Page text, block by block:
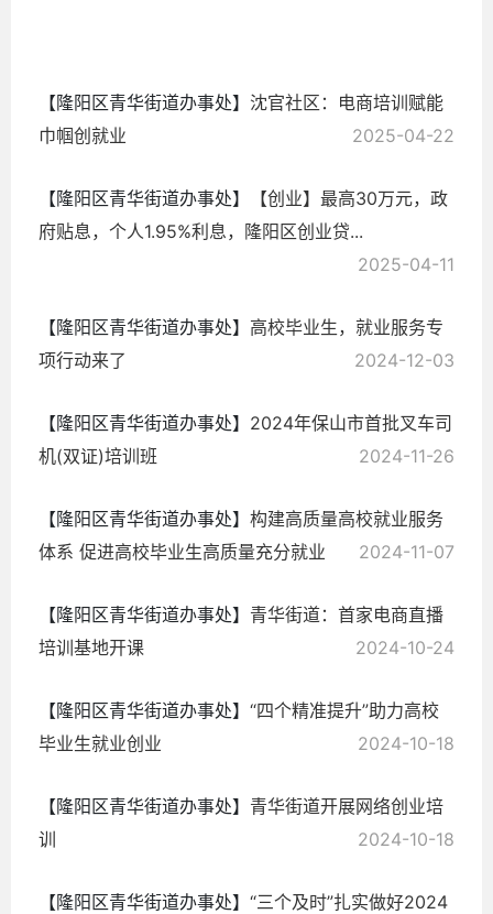
【隆阳区青华街道办事处】 沈官社区：电商培训赋能
巾帼创就业
2025-04-22
【隆阳区青华街道办事处】
【创业】最高30万元，政
府贴息，个人1.95%利息，隆阳区创业贷...
2025-04-11
【隆阳区青华街道办事处】 高校毕业生，就业服务专
项行动来了
2024-12-03
【隆阳区青华街道办事处】 2024年保山市首批叉车司
机(双证)培训班
2024-11-26
【隆阳区青华街道办事处】 ​构建高质量高校就业服务
体系 促进高校毕业生高质量充分就业
2024-11-07
【隆阳区青华街道办事处】 青华街道：首家电商直播
培训基地开课
2024-10-24
【隆阳区青华街道办事处】 “四个精准提升”助力高校
毕业生就业创业
2024-10-18
【隆阳区青华街道办事处】 青华街道开展网络创业培
训
2024-10-18
【隆阳区青华街道办事处】 “三个及时”扎实做好2024